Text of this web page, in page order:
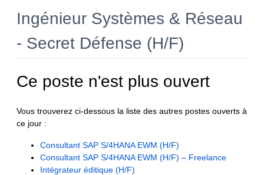
Ingénieur Systèmes & Réseau
- Secret Défense (H/F)
Ce poste n'est plus ouvert
Vous trouverez ci-dessous la liste des autres postes ouverts à
ce jour :
Consultant SAP S/4HANA EWM (H/F)
Consultant SAP S/4HANA EWM (H/F) – Freelance
Intégrateur éditique (H/F)